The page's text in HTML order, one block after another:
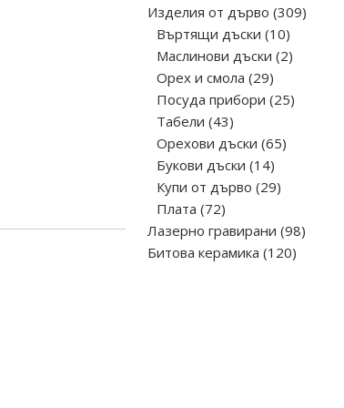
Изделия от дърво 309309
Въртящи дъски 1010
продукта
Маслинови дъски 22
Орех и смола 2929
продукта
Посуда прибори 2525
Табели 4343
продукта
Орехови дъски 6565
Букови дъски 1414
продукта
Купи от дърво 2929
Плата 7272
продукта
Лазерно гравирани 9898
Битова керамика 120120